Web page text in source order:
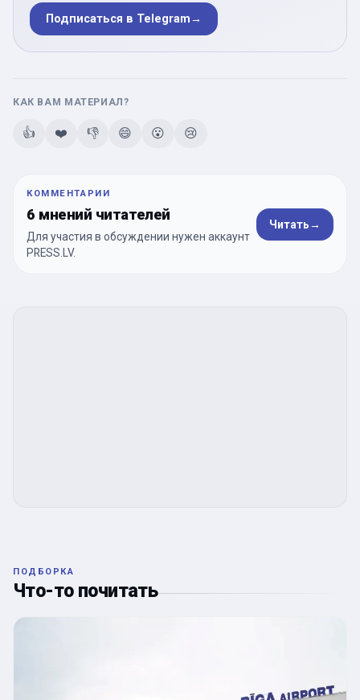
Подписаться в Telegram→
КАК ВАМ МАТЕРИАЛ?
👍 ❤️ 👎 😄 😮 😢
КОММЕНТАРИИ
6 мнений читателей
Для участия в обсуждении нужен аккаунт
PRESS.LV.
Читать→
ПОДБОРКА
Что-то почитать